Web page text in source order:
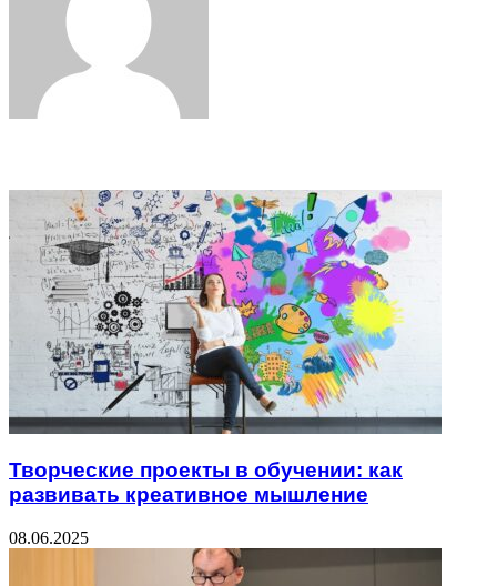
Творческие проекты в обучении: как
развивать креативное мышление
08.06.2025